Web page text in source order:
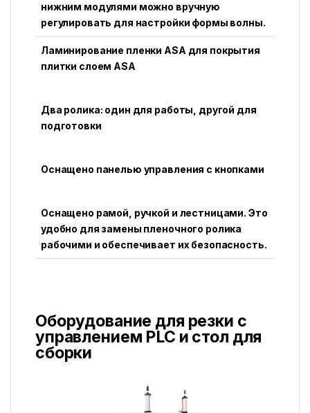
нижним модулями можно вручную
регулировать для настройки формы волны.
Ламинирование пленки ASA для покрытия
плитки слоем ASA
Два ролика: один для работы, другой для
подготовки
Оснащено панелью управления с кнопками
Оснащено рамой, ручкой и лестницами. Это
удобно для замены пленочного ролика
рабочими и обеспечивает их безопасность.
Оборудование для резки с
управлением PLC и стол для
сборки